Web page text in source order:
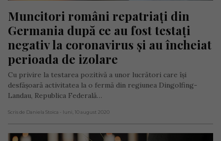
Muncitori români repatriați din
Germania după ce au fost testați
negativ la coronavirus și au încheiat
perioada de izolare
Cu privire la testarea pozitivă a unor lucrători care își
desfășoară activitatea la o fermă din regiunea Dingolfing-
Landau, Republica Federală…
Scris de Daniela Stoica - luni, 10 august 2020